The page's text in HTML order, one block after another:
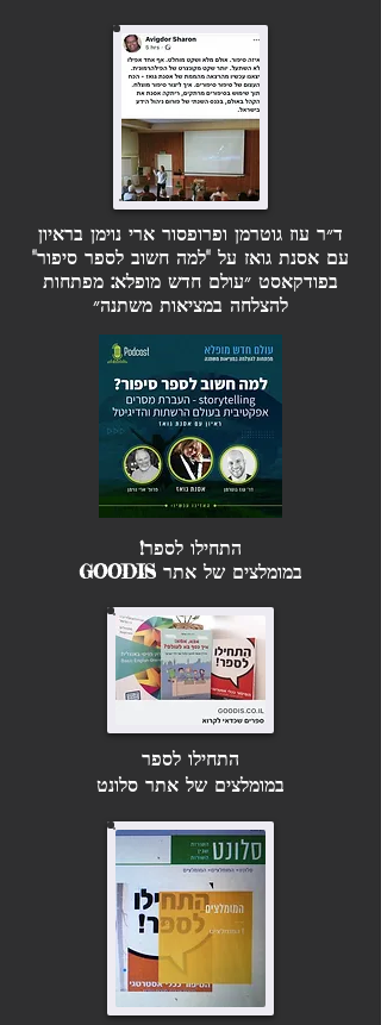
ד״ר עוז גוטרמן ופרופסור ארי נוימן בראיון
עם אסנת גואז על "למה חשוב לספר סיפור"
בפודקאסט ״עולם חדש מופלא: מפתחות
להצלחה במציאות משתנה״
התחילו לספר!
במומלצים של אתר GOODIS
התחילו לספר
במומלצים של אתר סלונט